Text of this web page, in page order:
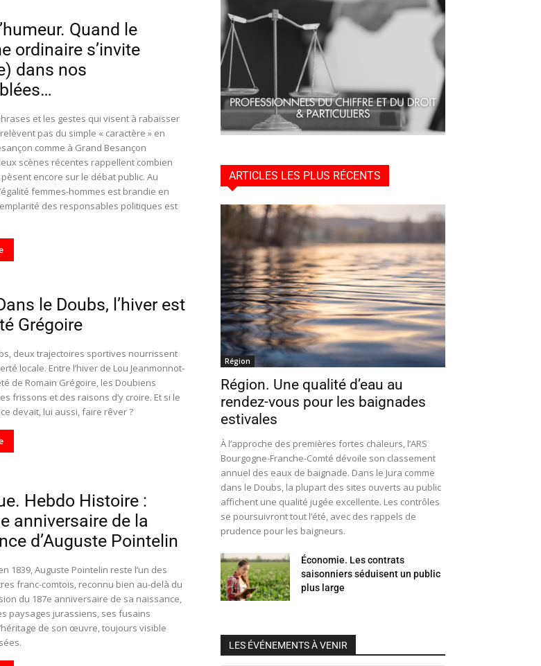
Hebdo25
Quand le
ordinaire s’invite
dans nos
et les gestes qui visent à rabaisser
pas du simple « caractère » en
comme à Grand Besançon
scènes récentes rappellent combien
encore sur le débat public. Au
femmes-hommes est brandie en
des responsables politiques est
le Doubs, l’hiver est
Grégoire
deux trajectoires sportives nourrissent
locale. Entre l’hiver de Lou Jeanmonnot-
de Romain Grégoire, les Doubiens
frissons et des raisons d’y croire. Et si le
devait, lui aussi, faire rêver ?
Hebdo Histoire :
anniversaire de la
d’Auguste Pointelin
1839, Auguste Pointelin reste l’un des
franc-comtois, reconnu bien au-delà du
du 187e anniversaire de sa naissance,
paysages jurassiens, ses fusains
de son œuvre, toujours visible
ARTICLES LES PLUS RÉCENTS
Région
Région. Une qualité d’eau au
rendez-vous pour les baignades
estivales
À l’approche des premières fortes chaleurs, l’ARS
Bourgogne-Franche-Comté dévoile son classement
annuel des eaux de baignade. Dans le Jura comme
dans le Doubs, la plupart des sites ouverts au public
affichent une qualité jugée excellente. Les contrôles
se poursuivront tout l’été, avec des rappels de
prudence pour les baigneurs.
Économie. Les contrats
saisonniers séduisent un public
plus large
LES ÉVÉNEMENTS À VENIR